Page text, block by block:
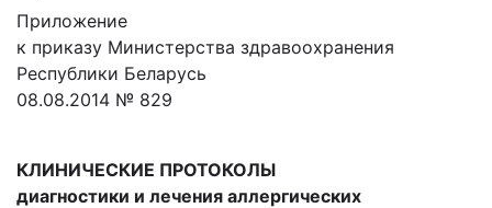
Приложение
к приказу Министерства здравоохранения
Республики Беларусь
08.08.2014 № 829
КЛИНИЧЕСКИЕ ПРОТОКОЛЫ
диагностики и лечения аллергических